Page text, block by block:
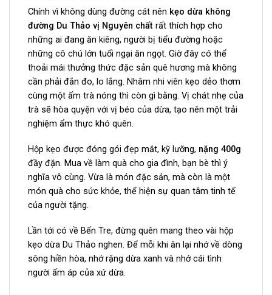
Chính vì không dùng đường cát nên kẹo dừa không
đường Du Thảo vị Nguyên chất rất thích hợp cho
những ai đang ăn kiêng, người bị tiểu đường hoặc
những cô chú lớn tuổi ngại ăn ngọt. Giờ đây có thể
thoải mái thưởng thức đặc sản quê hương mà không
cần phải đắn đo, lo lắng. Nhâm nhi viên kẹo dẻo thơm
cùng một ấm trà nóng thì còn gì bằng. Vị chát nhẹ của
trà sẽ hòa quyện với vị béo của dừa, tạo nên một trải
nghiệm ẩm thực khó quên.
Hộp kẹo được đóng gói đẹp mắt, kỹ lưỡng, nặng 400g
đầy đặn. Mua về làm quà cho gia đình, bạn bè thì ý
nghĩa vô cùng. Vừa là món đặc sản, mà còn là một
món quà cho sức khỏe, thể hiện sự quan tâm tinh tế
của người tặng.
Lần tới có về Bến Tre, đừng quên mang theo vài hộp
kẹo dừa Du Thảo nghen. Để mỗi khi ăn lại nhớ về dòng
sông hiền hòa, nhớ rặng dừa xanh và nhớ cái tình
người ấm áp của xứ dừa.